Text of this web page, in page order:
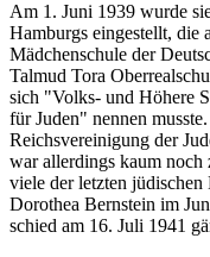
Am 1. Juni 1939 wurde
Hamburgs eingestellt, die
Mädchenschule der
Talmud Tora
sich "Volks- und Höhere
für Juden" nennen
Reichsvereinigung der
war allerdings kaum noch
viele der letzten jüdi­schen
Dorothea Bern­stein im
schied am 16. Juli 1941